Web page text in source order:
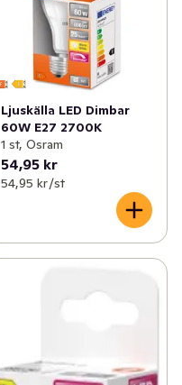
Ljuskälla LED Dimbar
60W E27 2700K
1 st, Osram
54,95 kr
54,95 kr /st